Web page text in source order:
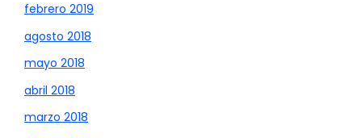
febrero 2019
agosto 2018
mayo 2018
abril 2018
marzo 2018